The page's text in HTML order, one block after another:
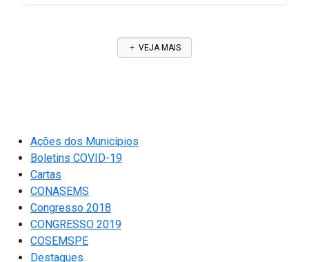
VEJA MAIS
Ações dos Municípios
Boletins COVID-19
Cartas
CONASEMS
Congresso 2018
CONGRESSO 2019
COSEMSPE
Destaques